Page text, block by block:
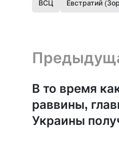
ВСЦ Евстратий
Предыдущая запись
В то время
раввины,
Украины